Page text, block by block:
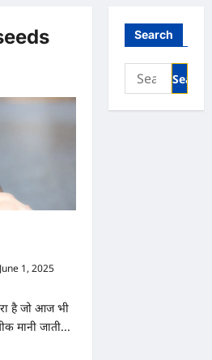
June 1, 2025
है जो आज भी
मानी जाती...
Search
Search
for: